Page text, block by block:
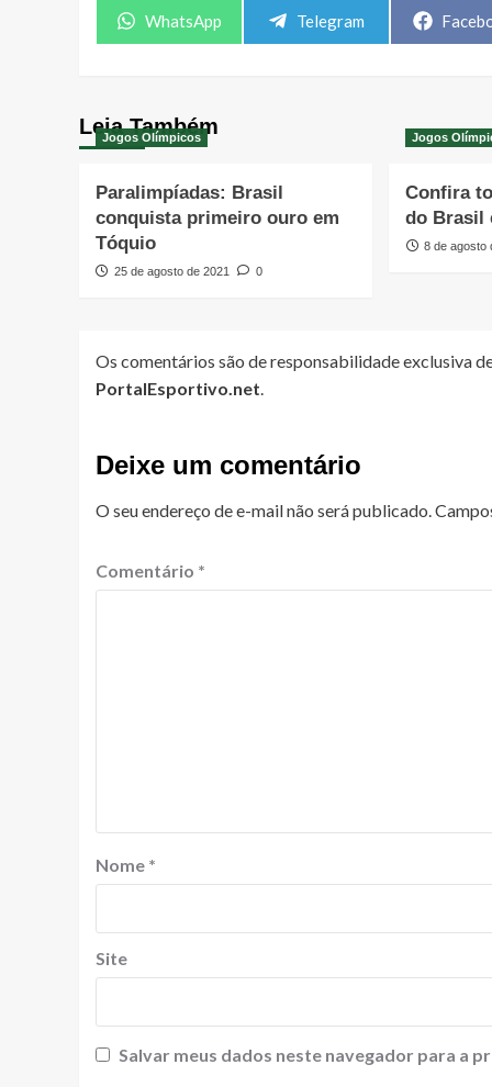
Share
WhatsApp
Share
Telegram
Share
Leia Também
Jogos Olímpicos
Paralimpíadas: Brasil
conquista primeiro ouro em
Tóquio
25 de agosto de 2021 0
Jogos
Confira
do Brasil
8 de agosto
Os comentários são de responsabilidade exclusiva
PortalEsportivo.net.
Deixe um comentário
O seu endereço de e-mail não será publicado.
Comentário *
Nome *
Site
Salvar meus dados neste navegador para a